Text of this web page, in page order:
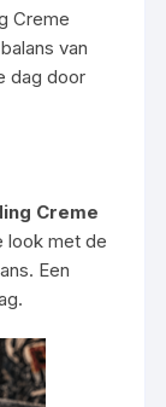
Creme
van
dag door
Creme
look met de
Een